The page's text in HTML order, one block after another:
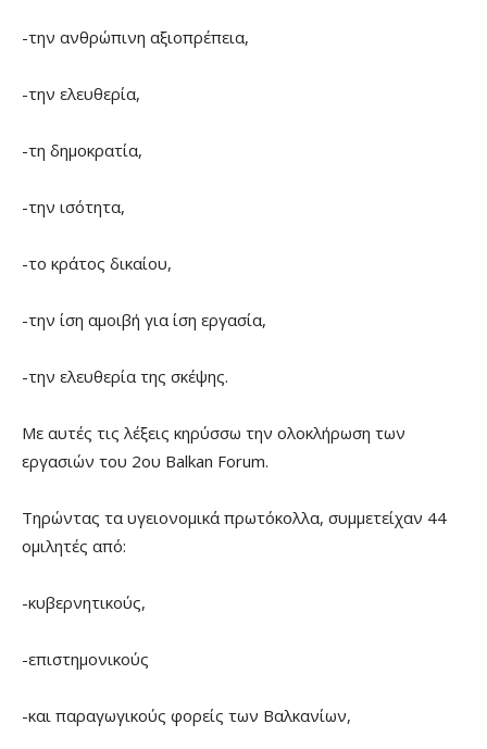
-την ανθρώπινη αξιοπρέπεια,
-την ελευθερία,
-τη δημοκρατία,
-την ισότητα,
-το κράτος δικαίου,
-την ίση αμοιβή για ίση εργασία,
-την ελευθερία της σκέψης.
Με αυτές τις λέξεις κηρύσσω την ολοκλήρωση των
εργασιών του 2ου Balkan Forum.
Τηρώντας τα υγειονομικά πρωτόκολλα, συμμετείχαν 44
ομιλητές από:
-κυβερνητικούς,
-επιστημονικούς
-και παραγωγικούς φορείς των Βαλκανίων,